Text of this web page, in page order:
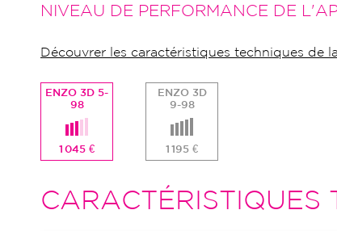
NIVEAU DE PERFORMANCE DE
Découvrer les caractéristiques techniques de
ENZO 3D 5-
98
1 045 €
ENZO 3D
9-98
1 195 €
CARACTÉRISTIQUES